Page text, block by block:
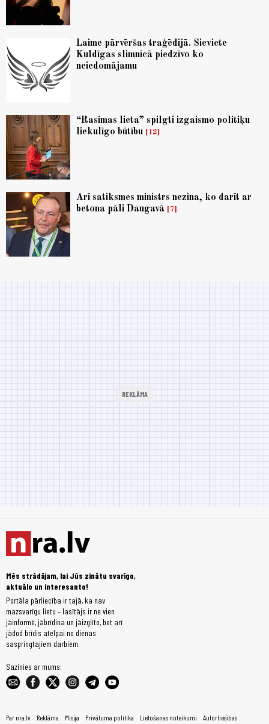
Laime pārvēršas traģēdijā. Sieviete
Kuldīgas slimnīcā piedzīvo ko
neiedomājamu
“Rasimas lieta” spilgti izgaismo politiķu
liekulīgo būtību
12
Arī satiksmes ministrs nezina, ko darīt ar
betona pāli Daugavā
7
Mēs strādājam, lai Jūs zinātu svarīgo,
aktuālo un interesanto!
Portāla pārliecība ir tajā, ka nav
mazsvarīgu lietu – lasītājs ir ne vien
jāinformē, jābrīdina un jāizglīto, bet arī
jādod brīdis atelpai no dienas
saspringtajiem darbiem.
Sazinies ar mums:
Par nra.lv Reklāma Misija Privātuma politika Lietošanas noteikumi Autortiesības